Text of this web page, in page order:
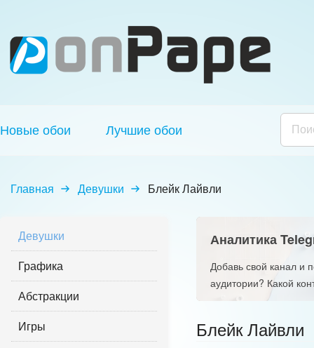
Новые обои Лучшие обои
Главная Девушки Блейк Лайвли
Девушки
Графика
Абстракции
Игры
Аналитика
Добавь свой канал и
аудитории? Какой
Блейк Лайвли